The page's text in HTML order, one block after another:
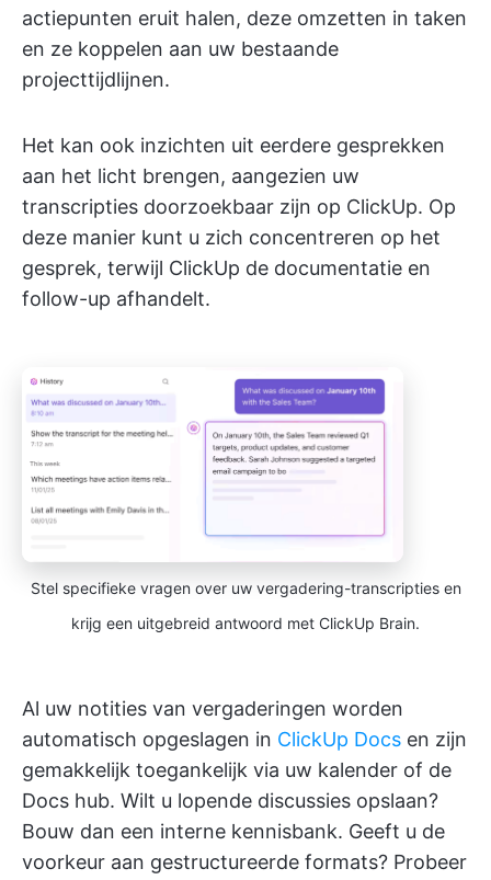
actiepunten eruit halen, deze omzetten in taken
en ze koppelen aan uw bestaande
projecttijdlijnen.
Het kan ook inzichten uit eerdere gesprekken
aan het licht brengen, aangezien uw
transcripties doorzoekbaar zijn op ClickUp. Op
deze manier kunt u zich concentreren op het
gesprek, terwijl ClickUp de documentatie en
follow-up afhandelt.
Stel specifieke vragen over uw vergadering-transcripties en
krijg een uitgebreid antwoord met ClickUp Brain.
Al uw notities van vergaderingen worden
automatisch opgeslagen in ClickUp Docs en zijn
gemakkelijk toegankelijk via uw kalender of de
Docs hub. Wilt u lopende discussies opslaan?
Bouw dan een interne kennisbank. Geeft u de
voorkeur aan gestructureerde formats? Probeer